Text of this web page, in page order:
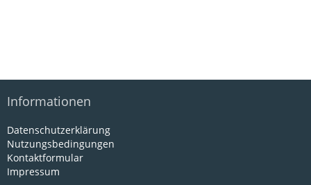
Informationen
Datenschutzerklärung
Nutzungsbedingungen
Kontaktformular
Impressum